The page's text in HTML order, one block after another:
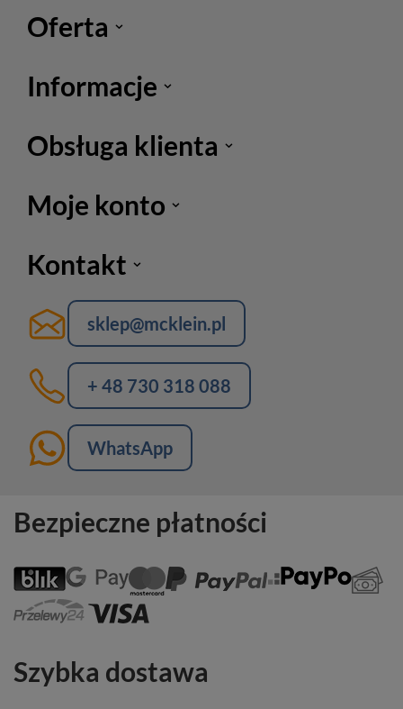
Oferta
Informacje
Obsługa klienta
Moje konto
Kontakt
sklep@mcklein.pl
+ 48 730 318 088
WhatsApp
Bezpieczne płatności
Szybka dostawa